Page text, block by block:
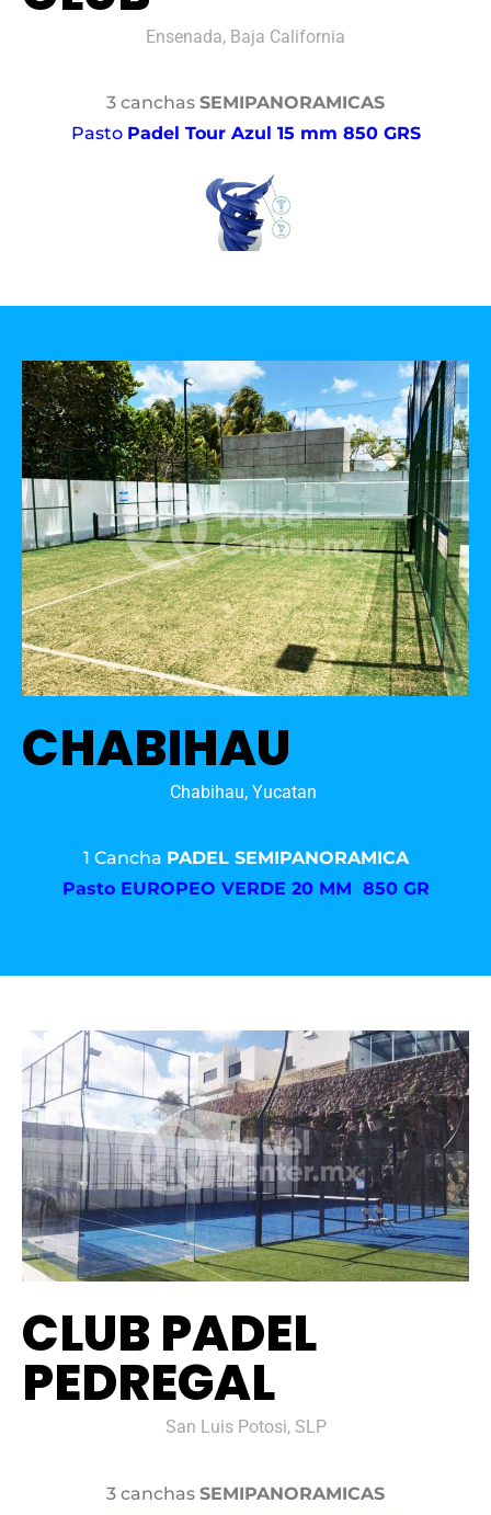
Ensenada, Baja California
3 canchas SEMIPANORAMICAS
Pasto Padel Tour Azul 15 mm 850 GRS
CHABIHAU
Chabihau, Yucatan
1 Cancha PADEL SEMIPANORAMICA
Pasto EUROPEO VERDE 20 MM 850 GR
CLUB PADEL
PEDREGAL
San Luis Potosi, SLP
3 canchas SEMIPANORAMICAS